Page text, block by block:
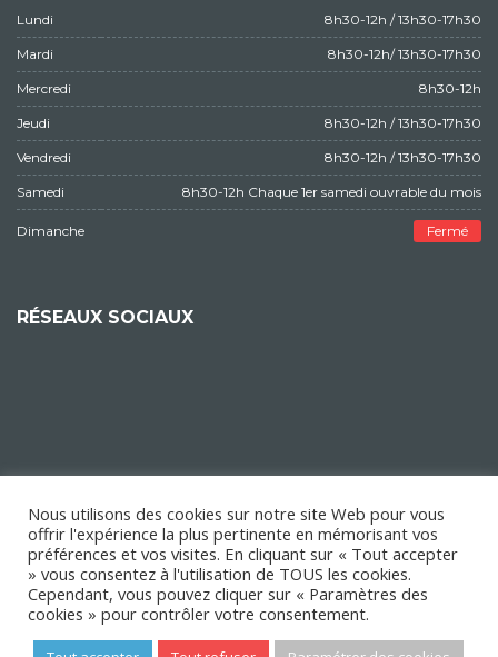
Lundi 8h30-12h / 13h30-17h30
Mardi 8h30-12h/ 13h30-17h30
Mercredi 8h30-12h
Jeudi 8h30-12h / 13h30-17h30
Vendredi 8h30-12h / 13h30-17h30
Samedi 8h30-12h Chaque 1er samedi ouvrable du mois
Dimanche Fermé
RÉSEAUX SOCIAUX
Nous utilisons des cookies sur notre site Web pour vous
offrir l'expérience la plus pertinente en mémorisant vos
préférences et vos visites. En cliquant sur « Tout accepter
» vous consentez à l'utilisation de TOUS les cookies.
Cependant, vous pouvez cliquer sur « Paramètres des
cookies » pour contrôler votre consentement.